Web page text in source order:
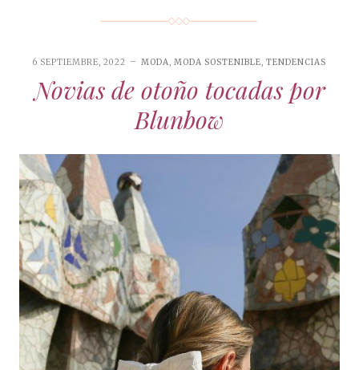
6 SEPTIEMBRE, 2022 MODA, MODA SOSTENIBLE,TENDENCIAS
Novias de otoño tocadas por
Blunbow